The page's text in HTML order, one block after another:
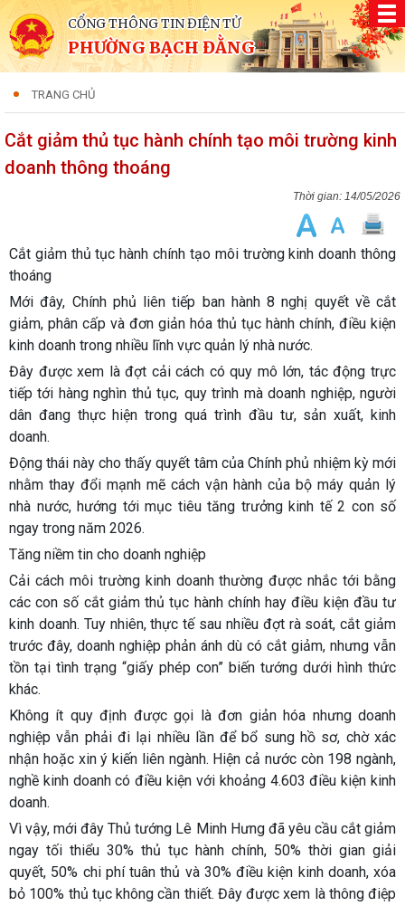
CỔNG THÔNG TIN ĐIỆN TỬ
PHƯỜNG BẠCH ĐẰNG
TRANG CHỦ
Cắt giảm thủ tục hành chính tạo môi trường kinh
doanh thông thoáng
14/05/2026
Cắt giảm thủ tục hành chính tạo môi trường kinh doanh thông
thoáng
Mới đây, Chính phủ liên tiếp ban hành 8 nghị quyết về cắt
giảm, phân cấp và đơn giản hóa thủ tục hành chính, điều kiện
kinh doanh trong nhiều lĩnh vực quản lý nhà nước.
Đây được xem là đợt cải cách có quy mô lớn, tác động trực
tiếp tới hàng nghìn thủ tục, quy trình mà doanh nghiệp, người
dân đang thực hiện trong quá trình đầu tư, sản xuất, kinh
doanh.
Động thái này cho thấy quyết tâm của Chính phủ nhiệm kỳ mới
nhằm thay đổi mạnh mẽ cách vận hành của bộ máy quản lý
nhà nước, hướng tới mục tiêu tăng trưởng kinh tế 2 con số
ngay trong năm 2026.
Tăng niềm tin cho doanh nghiệp
Cải cách môi trường kinh doanh thường được nhắc tới bằng
các con số cắt giảm thủ tục hành chính hay điều kiện đầu tư
kinh doanh. Tuy nhiên, thực tế sau nhiều đợt rà soát, cắt giảm
trước đây, doanh nghiệp phản ánh dù có cắt giảm, nhưng vẫn
tồn tại tình trạng “giấy phép con” biến tướng dưới hình thức
khác.
Không ít quy định được gọi là đơn giản hóa nhưng doanh
nghiệp vẫn phải đi lại nhiều lần để bổ sung hồ sơ, chờ xác
nhận hoặc xin ý kiến liên ngành. Hiện cả nước còn 198 ngành,
nghề kinh doanh có điều kiện với khoảng 4.603 điều kiện kinh
doanh.
Vì vậy, mới đây Thủ tướng Lê Minh Hưng đã yêu cầu cắt giảm
ngay tối thiểu 30% thủ tục hành chính, 50% thời gian giải
quyết, 50% chi phí tuân thủ và 30% điều kiện kinh doanh, xóa
bỏ 100% thủ tục không cần thiết. Đây được xem là thông điệp